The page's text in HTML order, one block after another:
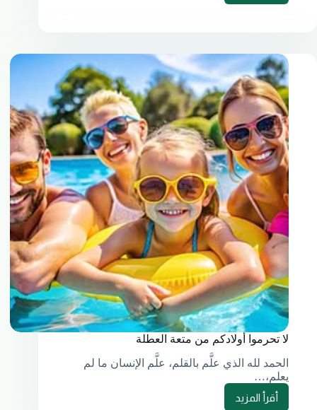
لا تحرموا أولادكم من متعة العطلة
الحمد لله الذي علَّم بالقلم، علَّم الإنسان ما لم
يعلم،…
أقرأ المزيد